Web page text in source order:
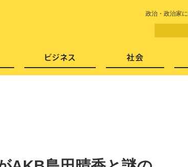
政治・政治家
芸能・エンタメ スキャンダル